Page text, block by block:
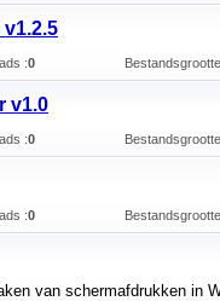
:0
v1.0
:0
:0
van schermafdrukken in